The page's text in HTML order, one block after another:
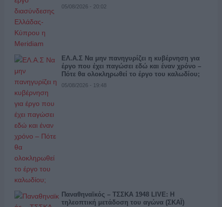
05/08/2026 - 20:02
ΕΛ.Α.Σ Να μην πανηγυρίζει η κυβέρνηση για
έργο που έχει παγώσει εδώ και έναν χρόνο –
Πότε θα ολοκληρωθεί το έργο του καλωδίου;
05/08/2026 - 19:48
Παναθηναϊκός – ΤΣΣΚΑ 1948 LIVE: Η
τηλεοπτική μετάδοση του αγώνα (ΣΚΑΪ)